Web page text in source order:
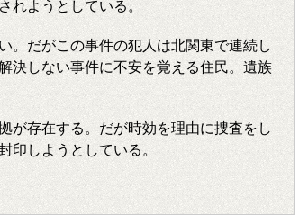
れようとしている。
。だがこの事件の犯人は北関東で連続し
決しない事件に不安を覚える住民。遺族
が存在する。だが時効を理由に捜査をし
印しようとしている。